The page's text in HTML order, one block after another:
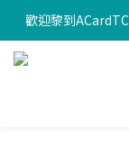
歡迎黎到